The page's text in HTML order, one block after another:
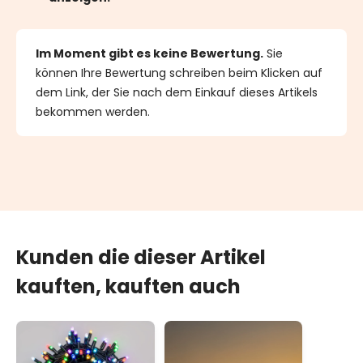
Im Moment gibt es keine Bewertung. Sie
können Ihre Bewertung schreiben beim Klicken auf
dem Link, der Sie nach dem Einkauf dieses Artikels
bekommen werden.
Kunden die dieser Artikel
kauften, kauften auch